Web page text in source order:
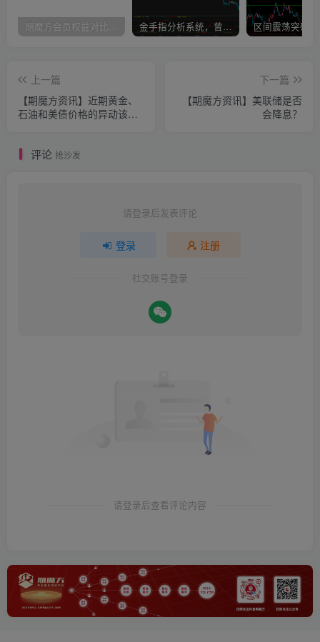
期魔方会员权益对比，总有一项适合您！ 金手指分析系统，曾经市场价39800
上一篇
【期魔方资讯】近期黄金、
石油和美债价格的异动该如
下一篇
【期魔方资讯】美联储是否
会降息？
评论 抢沙发
请登录后发表评论
登录 注册
社交账号登录
请登录后查看评论内容